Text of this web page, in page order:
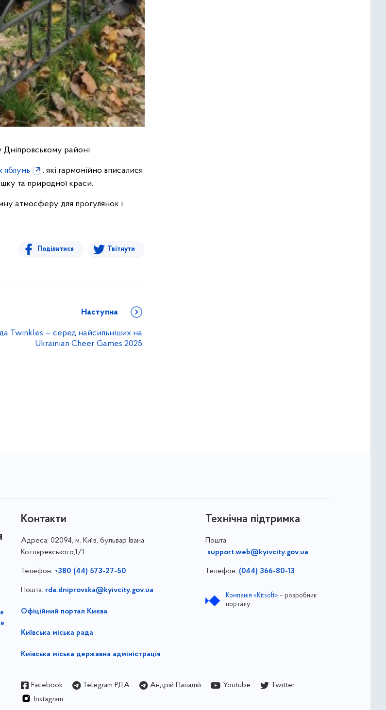
районі
яблунь
, які гармонійно вписалися
та природної краси.
атмосферу для прогулянок і
Поділитися Твітнути
Наступна
Twinkles — серед найсильніших на
Ukrainian Cheer Games 2025
,
Контакти
Адреса: 02094, м. Київ, бульвар Івана
Котляревського,1/1
Телефон: +380 (44) 573-27-50
Пошта: rda.dniprovska@kyivcity.gov.ua
Офіційний портал Києва
Київська міська рада
Київська міська державна адміністрація
Технічна підтримка
Пошта:
support.web@kyivcity.gov.ua
Телефон: (044) 366-80-13
Компанія «Kitsoft» – розробник
порталу
Facebook Telegram РДА Андрій Паладій Youtube
Twitter
Instagram